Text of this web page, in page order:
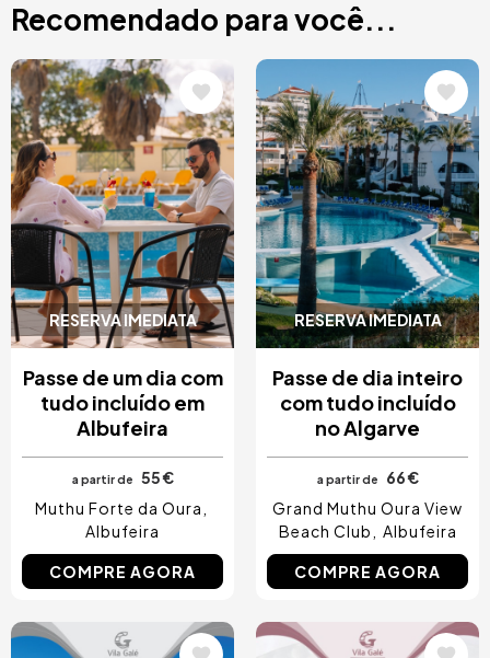
Recomendado para você...
RESERVA IMEDIATA
Imagem
Passe de um dia com
tudo incluído em
Albufeira
a partir de
55 €
Muthu Forte da Oura
Albufeira
COMPRE AGORA
RESERVA IMEDIATA
Imagem
Passe de dia inteiro
com tudo incluído
no Algarve
a partir de
66 €
Grand Muthu Oura View
Beach Club
Albufeira
COMPRE AGORA